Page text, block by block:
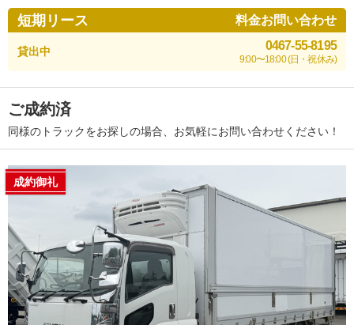
短期リース 料金お問い合わせ
貸出中 0467-55-8195
9:00〜18:00 (日・祝休み)
ご成約済
同様のトラックをお探しの場合、お気軽にお問い合わせください！
成約御礼